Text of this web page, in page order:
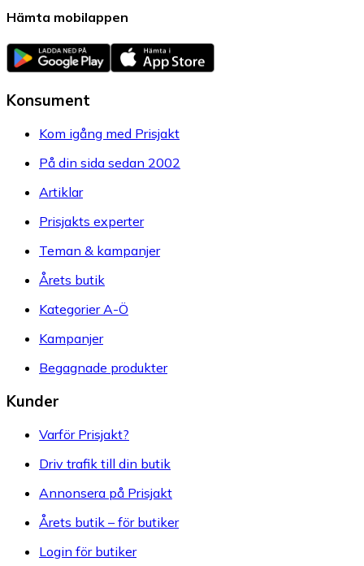
Hämta mobilappen
Konsument
Kom igång med Prisjakt
På din sida sedan 2002
Artiklar
Prisjakts experter
Teman & kampanjer
Årets butik
Kategorier A-Ö
Kampanjer
Begagnade produkter
Kunder
Varför Prisjakt?
Driv trafik till din butik
Annonsera på Prisjakt
Årets butik – för butiker
Login för butiker